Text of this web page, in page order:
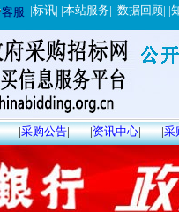
客服 |标讯| |本站服务| |数据回顾| |
|采购公告| |资讯中心| |采